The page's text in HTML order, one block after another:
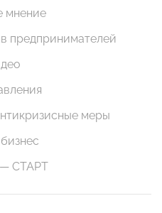
мнение
предпринимателей
меры
СТАРТ